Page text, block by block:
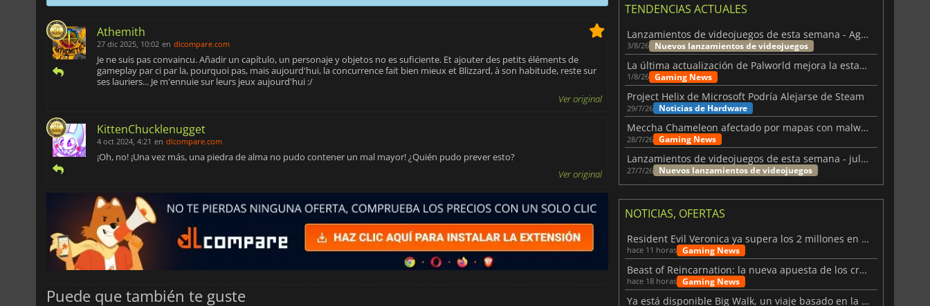
Athemith
27 dic 2025, 10:02 en dlcompare.com
Je ne suis pas convaincu. Añadir un capítulo, un personaje y objetos no es suficiente. Et ajouter des petits éléments de
gameplay par ci par la, pourquoi pas, mais aujourd'hui, la concurrence fait bien mieux et Blizzard, à son habitude, reste sur
ses lauriers... Je m'ennuie sur leurs jeux aujourd'hui :/
Ver original
KittenChucklenugget
4 oct 2024, 4:21 en dlcompare.com
¡Oh, no! ¡Una vez más, una piedra de alma no pudo contener un mal mayor! ¿Quién pudo prever esto?
Ver original
Puede que también te guste
TENDENCIAS ACTUALES
Lanzamientos de videojuegos de esta semana - Agosto de 2026 (semana 32)
3/8/26 Nuevos lanzamientos de videojuegos
La última actualización de Palworld mejora la estabilidad
1/8/26 Gaming News
Project Helix de Microsoft Podría Alejarse de Steam
29/7/26 Noticias de Hardware
Meccha Chameleon afectado por mapas con malware y Discord
28/7/26 Gaming News
Lanzamientos de videojuegos de esta semana - julio 2026 (semana 31)
27/7/26 Nuevos lanzamientos de videojuegos
NOTICIAS, OFERTAS
Resident Evil Veronica ya supera los 2 millones en listas de deseados
hace 11 horas Gaming News
Beast of Reincarnation: la nueva apuesta de los creadores de Pokémon
hace 18 horas Gaming News
Ya está disponible Big Walk, un viaje basado en la amistad